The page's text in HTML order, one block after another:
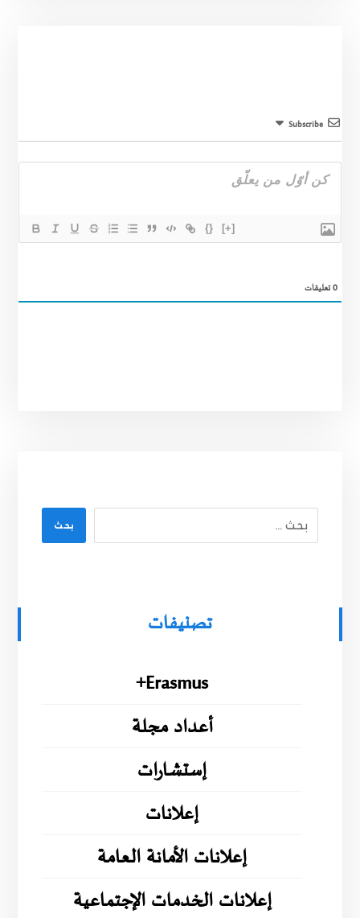
Subscribe
{} [+]
0تعليقات
بحث
تصنيفات
Erasmus+
أعداد مجلة
إستشارات
إعلانات
إعلانات الأمانة العامة
إعلانات الخدمات الإجتماعية